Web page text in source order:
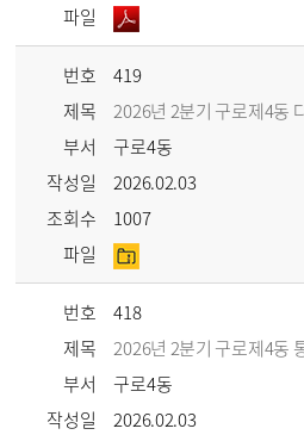
파일
번호
419
제목
2026년 2분기 구로제4동
부서
구로4동
작성일
2026.02.03
조회수
1007
파일
번호
418
제목
2026년 2분기 구로제4동
부서
구로4동
작성일
2026.02.03